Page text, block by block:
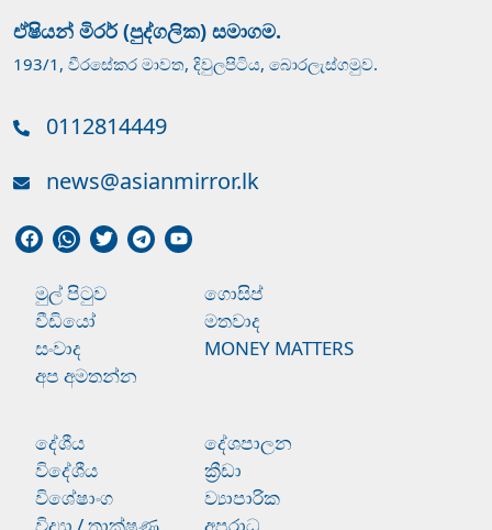
ඒෂියන් මිරර් (පුද්ගලික) සමාගම.
193/1, වීරසේකර මාවත, දිවුලපිටිය, බොරලැස්ගමුව.
0112814449
news@asianmirror.lk
මුල් පිටුව
ගොසිප්
වීඩියෝ
මතවාද
සංවාද
MONEY MATTERS
අප අමතන්න
දේශීය
දේශපාලන
විදේශීය
ක්‍රීඩා
විශේෂාංග
ව්‍යාපාරික
විද්‍යා / තාක්ෂණ
අපරාධ